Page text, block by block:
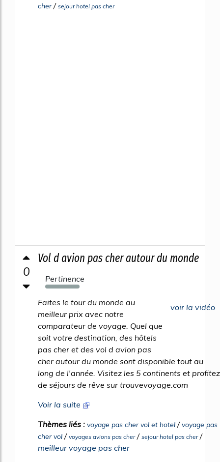
cher/ sejour hotel pas cher
0
Vol d avion pas cher autour du monde
Pertinence
1583%
voir la vidéo
Faites le tour du monde au
meilleur prix avec notre
comparateur de voyage. Quel que
soit votre destination, des hôtels
pas cher et des vol d avion pas
cher autour du monde sont disponible tout au
long de l'année. Visitez les 5 continents et profitez
de séjours de rêve sur trouvevoyage.com
Voir la suite
Thèmes liés : voyage pas cher vol et hotel /voyage pas
cher vol / voyages avions pas cher/ sejour hotel pas cher/
meilleur voyage pas cher